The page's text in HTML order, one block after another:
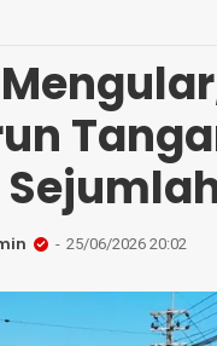
25/06/2026 20:02